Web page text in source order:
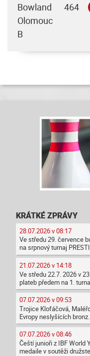
Bowland
Olomouc
B
464
KRÁTKÉ ZPRÁVY
28.07.2026 v 08:17
Ve středu 29. července
na srpnový turnaj
21.07.2026 v 14:18
Ve středu 22.7. 2026 v
plateb předem na 1.
07.07.2026 v 09:53
Trojice Klofáčová,
Evropy neslyšících bronz.
07.07.2026 v 08:46
Čeští junioři z IBF World
medaile v soutěži